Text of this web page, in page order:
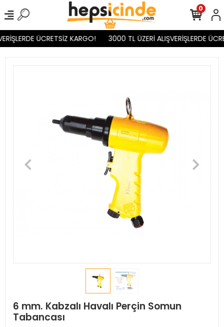
ÜCRETSİZ KARGO! 3000 TL ÜZERİ ALIŞVERİŞLERDE
0
6 mm. Kabzalı Havalı Perçin Somun
Tabancası